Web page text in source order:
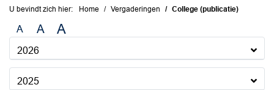
U bevindt zich hier: Home Vergaderingen College (publicatie)
A A A
2026
2025